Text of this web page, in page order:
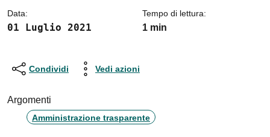
Data:
01 Luglio 2021
Tempo di lettura:
1 min
Condividi Vedi azioni
Argomenti
Amministrazione trasparente